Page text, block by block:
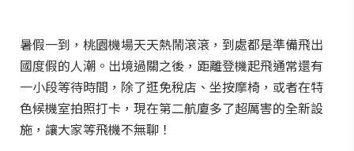
暑假一到，桃園機場天天熱鬧滾滾，到處都是準備飛出
國度假的人潮。出境過關之後，距離登機起飛通常還有
一小段等待時間，除了逛免稅店、坐按摩椅，或者在特
色候機室拍照打卡，現在第二航廈多了超厲害的全新設
施，讓大家等飛機不無聊！